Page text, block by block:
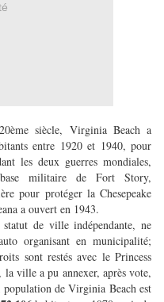
siècle, Virginia Beach a
entre 1920 et 1940, pour
les deux guerres mondiales,
militaire de Fort Story,
pour protéger la Chesepeake
a ouvert en 1943.
de ville indépendante, ne
organisant en municipalité;
sont restés avec le Princess
ville a pu annexer, après vote,
de Virginia Beach est